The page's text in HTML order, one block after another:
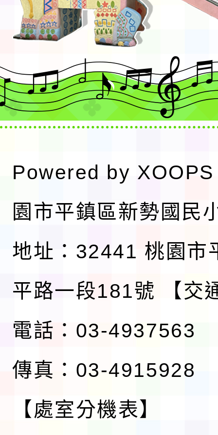
Powered by XOOPS
園市平鎮區新勢國民
地址：32441 桃園市
平路一段181號
【交
電話：03-4937563
傳真：03-4915928
【處室分機表】